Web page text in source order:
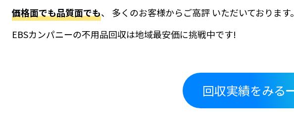
価格面でも品質面でも、 多くのお客様からご高評 いただいております。
EBSカンパニーの不用品回収は地域最安価に挑戦中です!
回収実績をみる